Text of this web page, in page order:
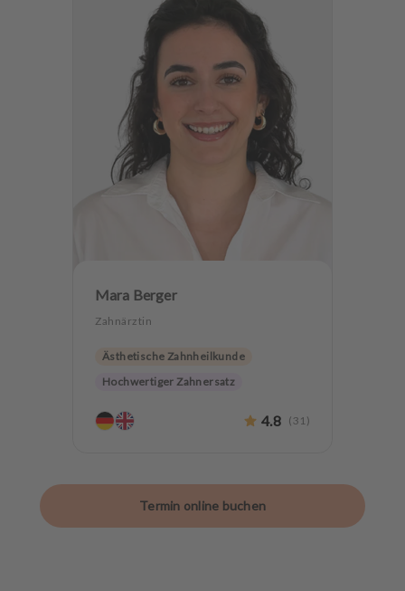
Zahnerhaltung
Mara Berger
Zahnärztin
Ästhetische Zahnheilkunde
Hochwertiger Zahnersatz
4.8 ( 31 )
Termin online buchen